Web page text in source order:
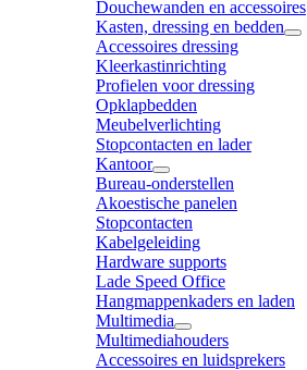
Douchewanden en accessoires
Kasten, dressing en bedden
Accessoires dressing
Kleerkastinrichting
Profielen voor dressing
Opklapbedden
Meubelverlichting
Stopcontacten en lader
Kantoor
Bureau-onderstellen
Akoestische panelen
Stopcontacten
Kabelgeleiding
Hardware supports
Lade Speed Office
Hangmappenkaders en laden
Multimedia
Multimediahouders
Accessoires en luidsprekers